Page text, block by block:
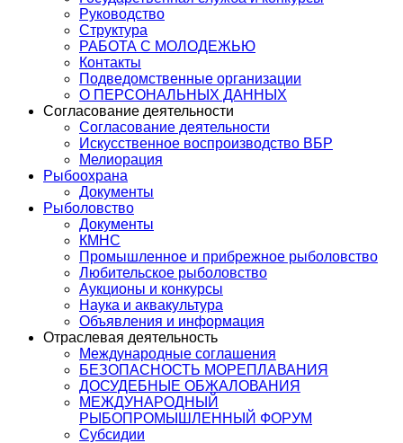
Руководство
Структура
РАБОТА С МОЛОДЕЖЬЮ
Контакты
Подведомственные организации
О ПЕРСОНАЛЬНЫХ ДАННЫХ
Согласование деятельности
Согласование деятельности
Искусственное воспроизводство ВБР
Мелиорация
Рыбоохрана
Документы
Рыболовство
Документы
КМНС
Промышленное и прибрежное рыболовство
Любительское рыболовство
Аукционы и конкурсы
Наука и аквакультура
Объявления и информация
Отраслевая деятельность
Международные соглашения
БЕЗОПАСНОСТЬ МОРЕПЛАВАНИЯ
ДОСУДЕБНЫЕ ОБЖАЛОВАНИЯ
МЕЖДУНАРОДНЫЙ
РЫБОПРОМЫШЛЕННЫЙ ФОРУМ
Субсидии